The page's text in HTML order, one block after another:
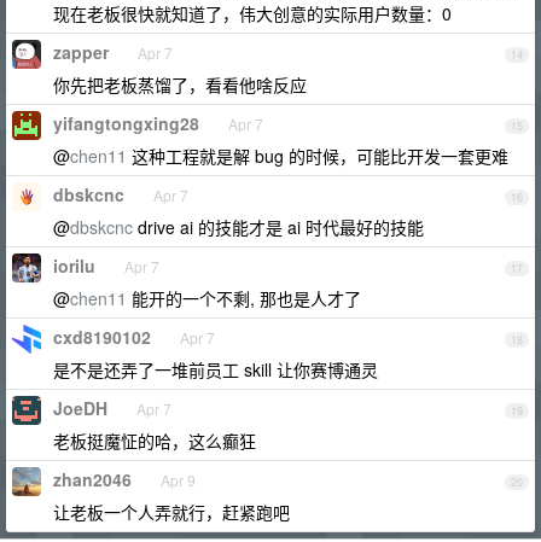
现在老板很快就知道了，伟大创意的实际用户数量：0
14
zapper Apr 7
你先把老板蒸馏了，看看他啥反应
15
yifangtongxing28 Apr 7
@chen11 这种工程就是解 bug 的时候，可能比开发一套更难
16
dbskcnc Apr 7
@dbskcnc drive ai 的技能才是 ai 时代最好的技能
17
iorilu Apr 7
@chen11 能开的一个不剩, 那也是人才了
18
cxd8190102 Apr 7
是不是还弄了一堆前员工 skill 让你赛博通灵
19
JoeDH Apr 7
老板挺魔怔的哈，这么癫狂
20
zhan2046 Apr 9
让老板一个人弄就行，赶紧跑吧